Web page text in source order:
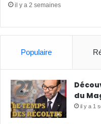
il y a 2 semaines
Populaire
du
il y a 1